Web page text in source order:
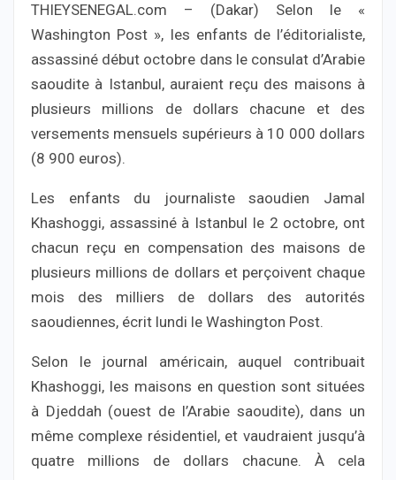
THIEYSENEGAL.com – (Dakar) Selon le «
Washington Post », les enfants de l’éditorialiste,
assassiné début octobre dans le consulat d’Arabie
saoudite à Istanbul, auraient reçu des maisons à
plusieurs millions de dollars chacune et des
versements mensuels supérieurs à 10 000 dollars
(8 900 euros).
Les enfants du journaliste saoudien Jamal
Khashoggi, assassiné à Istanbul le 2 octobre, ont
chacun reçu en compensation des maisons de
plusieurs millions de dollars et perçoivent chaque
mois des milliers de dollars des autorités
saoudiennes, écrit lundi le Washington Post.
Selon le journal américain, auquel contribuait
Khashoggi, les maisons en question sont situées
à Djeddah (ouest de l’Arabie saoudite), dans un
même complexe résidentiel, et vaudraient jusqu’à
quatre millions de dollars chacune. À cela